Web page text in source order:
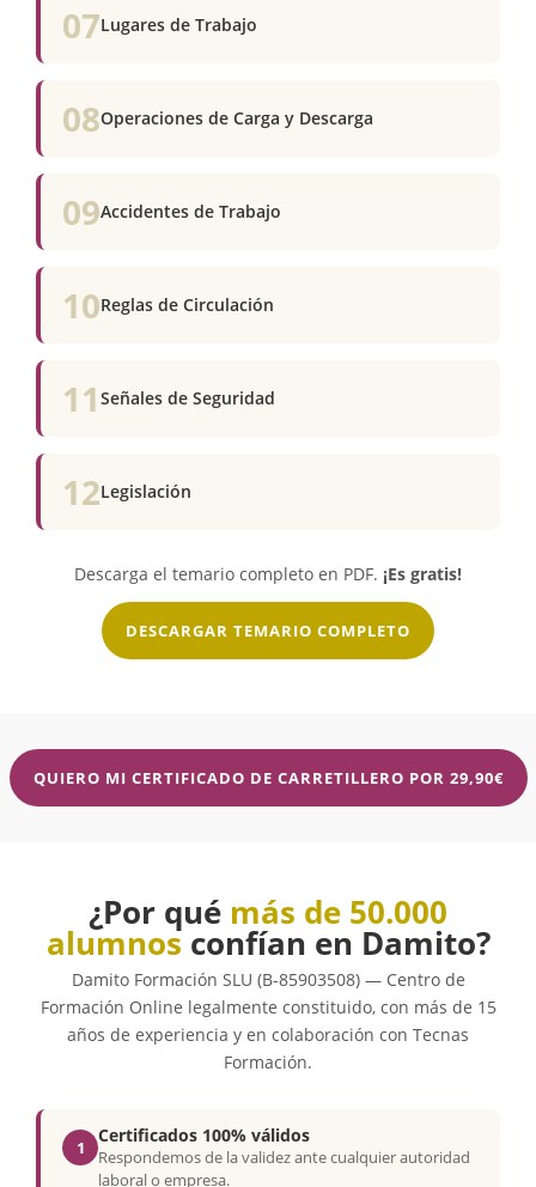
07Lugares de Trabajo
08Operaciones de Carga y Descarga
09Accidentes de Trabajo
10Reglas de Circulación
11 Señales de Seguridad
12Legislación
Descarga el temario completo en PDF. ¡Es gratis!
DESCARGAR TEMARIO COMPLETO
QUIERO MI CERTIFICADO DE CARRETILLERO POR 29,90€
¿Por qué más de 50.000
alumnosconfían en Damito?
Damito Formación SLU (B-85903508) — Centro de
Formación Online legalmente constituido, con más de 15
años de experiencia y en colaboración con Tecnas
Formación.
1
Certificados 100% válidos
Respondemos de la validez ante cualquier autoridad
laboral o empresa.